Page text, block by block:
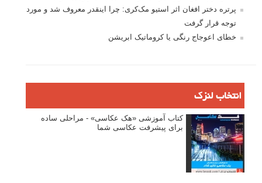
پرتره دختر افغان اثر استیو مک‌کری: چرا اینقدر معروف شد و مورد
توجه قرار گرفت
خطای اعوجاج رنگی یا کروماتیک ابریشن
انتخاب لنزک
کتاب آموزشی «هک عکاسی» - مراحلی ساده
برای پیشرفت عکاسی شما